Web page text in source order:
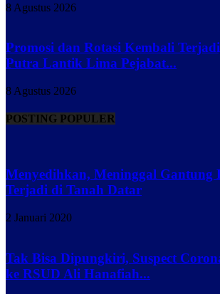
8 Agustus 2026
Promosi dan Rotasi Kembali
Putra Lantik Lima Pejabat...
8 Agustus 2026
POSTING POPULER
Menyedihkan, Meninggal Gantung
Terjadi di Tanah Datar
2 Januari 2020
Tak Bisa Dipungkiri, Suspect
ke RSUD Ali Hanafiah...